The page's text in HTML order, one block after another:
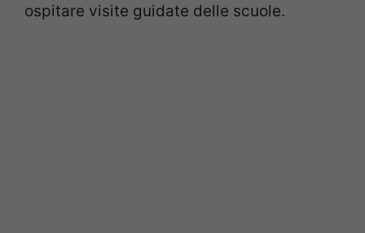
ospitare visite guidate delle scuole.